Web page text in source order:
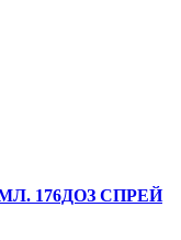
176ДОЗ СПРЕЙ